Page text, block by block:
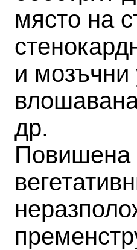
място на
и мозъчни
др.
Повишена